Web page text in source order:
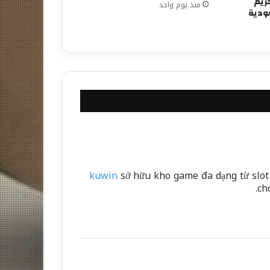
منذ يوم واحد
kuwinsở hữu kho game đa dạng từ